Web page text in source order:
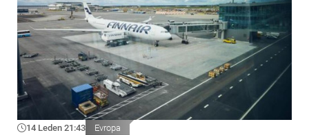
14 Leden 21:43 Evropa